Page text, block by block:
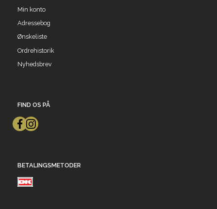
Min konto
Adressebog
Ønskeliste
Ordrehistorik
Nyhedsbrev
FIND OS PÅ
BETALINGSMETODER